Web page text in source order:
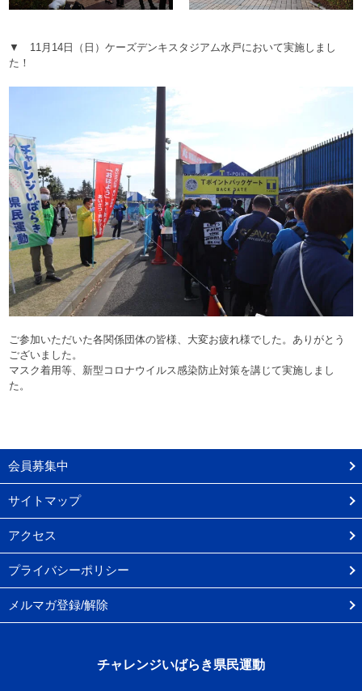
▼ 11月14日（日）ケーズデンキスタジアム水戸において実施しまし
た！
ご参加いただいた各関係団体の皆様、大変お疲れ様でした。ありがとう
ございました。
マスク着用等、新型コロナウイルス感染防止対策を講じて実施しまし
た。
会員募集中
サイトマップ
アクセス
プライバシーポリシー
メルマガ登録/解除
チャレンジいばらき県民運動